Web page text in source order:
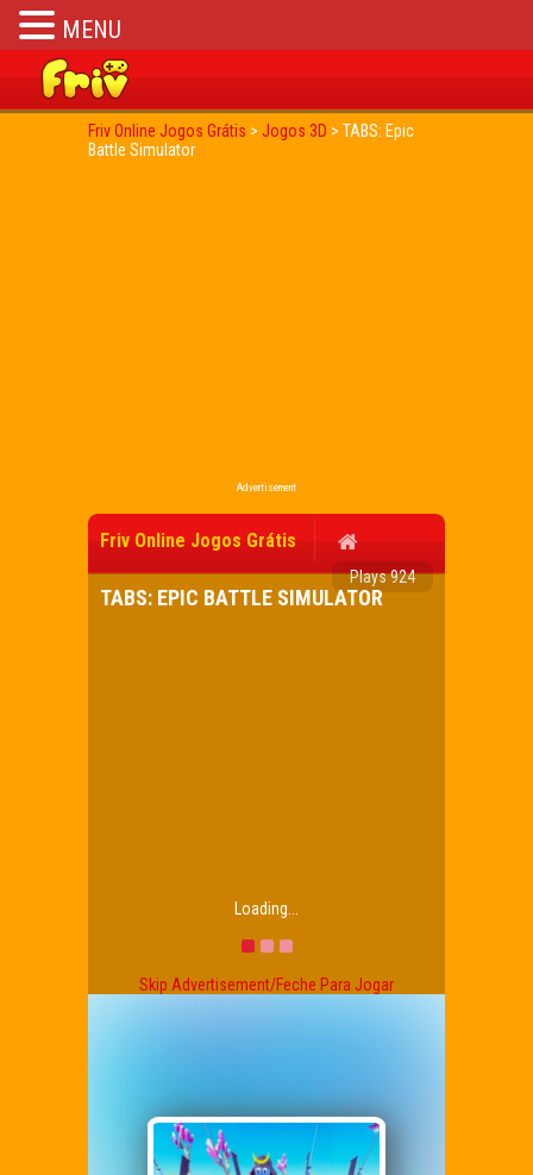
Friv Online Jogos Grátis > Jogos 3D > TABS: Epic
Battle Simulator
Advertisement
Friv Online Jogos Grátis
Plays 924
TABS: EPIC BATTLE SIMULATOR
Loading...
Skip Advertisement/Feche Para Jogar
MENU